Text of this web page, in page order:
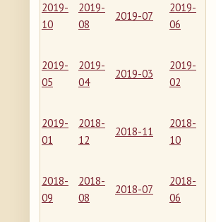
2019-
10
2019-
08
2019-07
2019-
06
2019-
05
2019-
04
2019-03
2019-
02
2019-
01
2018-
12
2018-11
2018-
10
2018-
09
2018-
08
2018-07
2018-
06